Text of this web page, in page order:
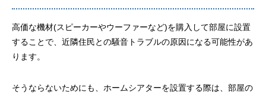
高価な機材(スピーカーやウーファーなど)を購入して部屋に設置
することで、近隣住民との騒音トラブルの原因になる可能性があ
ります。
そうならないためにも、ホームシアターを設置する際は、部屋の